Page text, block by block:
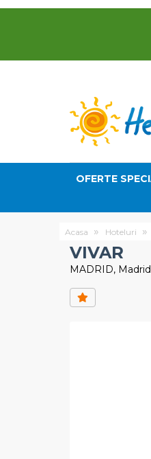
OFERTE
Acasa Hoteluri
VIVAR
MADRID,